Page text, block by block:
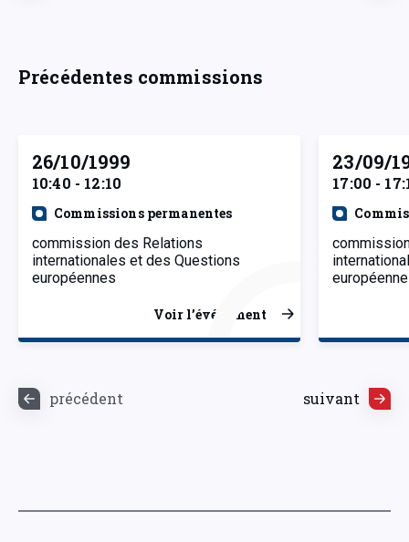
Précédentes commissions
26/10/1999
10:40 - 12:10
Commissions permanentes
commission des Relations
internationales et des Questions
européennes
Voir l’événement
23/09/
17:00 -
précédent suivant